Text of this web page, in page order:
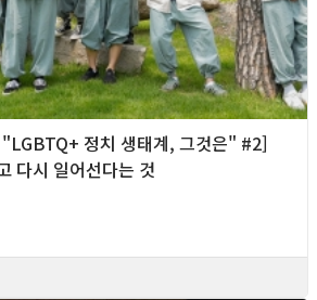
정치 생태계, 그것은" #2]
다시 일어선다는 것